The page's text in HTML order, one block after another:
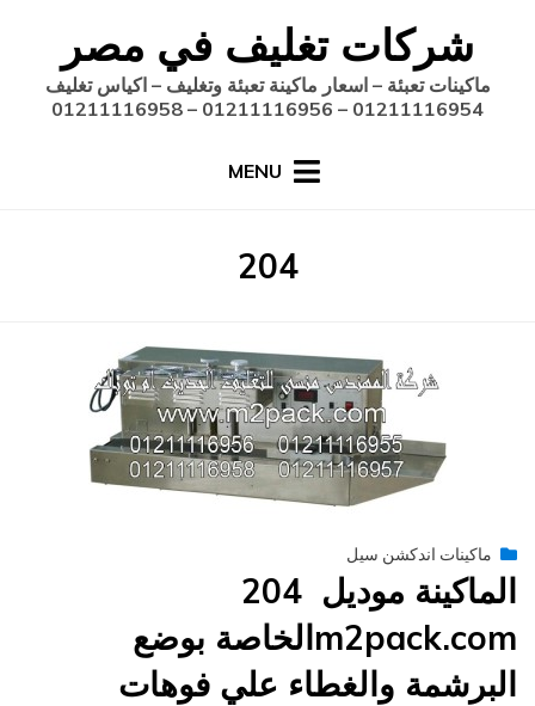
content
شركات تغليف في مصر
ماكينات تعبئة – اسعار ماكينة تعبئة وتغليف – اكياس تغليف
01211116954 – 01211116956 – 01211116958
MENU
الوسم
:
204
byengmansyPosted
on
فبراير 10, 2015
ماكينات اندكشن سيل
الماكينة موديل 204
m2pack.comالخاصة بوضع
البرشمة والغطاء علي فوهات